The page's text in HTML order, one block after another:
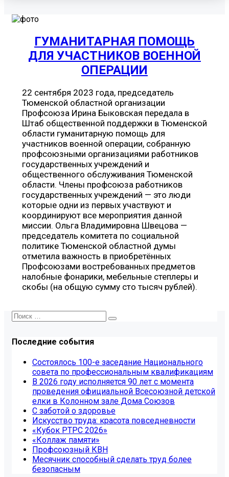
ГУМАНИТАРНАЯ ПОМОЩЬ
ДЛЯ УЧАСТНИКОВ ВОЕННОЙ
ОПЕРАЦИИ
22 сентября 2023 года, председатель
Тюменской областной организации
Профсоюза Ирина Быковская передала в
Штаб общественной поддержки в Тюменской
области гуманитарную помощь для
участников военной операции, собранную
профсоюзными организациями работников
государственных учреждений и
общественного обслуживания Тюменской
области. Члены профсоюза работников
государственных учреждений — это люди
которые одни из первых участвуют и
координируют все мероприятия данной
миссии. Ольга Владимировна Швецова —
председатель комитета по социальной
политике Тюменской областной думы
отметила важность в приобретённых
Профсоюзами востребованных предметов
налобные фонарики, мебельные степлеры и
скобы (на общую сумму сто тысяч рублей).
Последние события
Состоялось 100-е заседание Национального
совета по профессиональным квалификациям
В 2026 году исполняется 90 лет с момента
проведения официальной Всесоюзной детской
елки в Колонном зале Дома Союзов
С заботой о здоровье
Искусство труда: красота повседневности
«Кубок РТРС 2026»
«Коллаж памяти»
Профсоюзный КВН
Месячник способный сделать труд более
безопасным